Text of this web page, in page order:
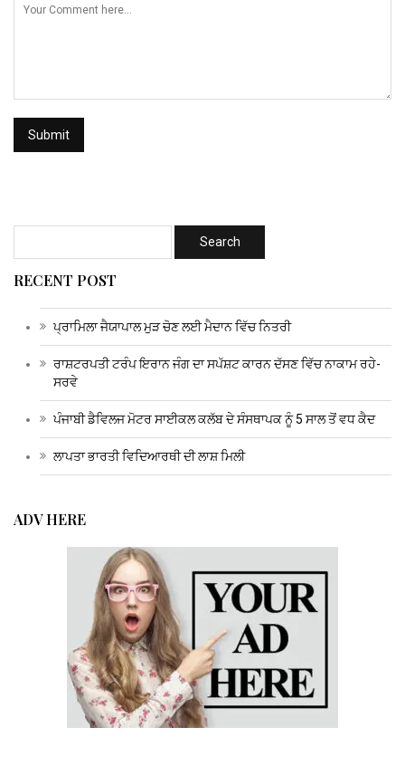
RECENT POST
ਪ੍ਰਾਮਿਲਾ ਜੈਯਾਪਾਲ ਮੁੜ ਚੋਣ ਲਈ ਮੈਦਾਨ ਵਿੱਚ ਨਿਤਰੀ
ਰਾਸ਼ਟਰਪਤੀ ਟਰੰਪ ਇਰਾਨ ਜੰਗ ਦਾ ਸਪੱਸ਼ਟ ਕਾਰਨ ਦੱਸਣ ਵਿੱਚ ਨਾਕਾਮ ਰਹੇ-
ਸਰਵੇ
ਪੰਜਾਬੀ ਡੈਵਿਲਜ ਮੋਟਰ ਸਾਈਕਲ ਕਲੱਬ ਦੇ ਸੰਸਥਾਪਕ ਨੂੰ 5 ਸਾਲ ਤੋਂ ਵਧ ਕੈਦ
ਲਾਪਤਾ ਭਾਰਤੀ ਵਿਦਿਆਰਥੀ ਦੀ ਲਾਸ਼ ਮਿਲੀ
ADV HERE